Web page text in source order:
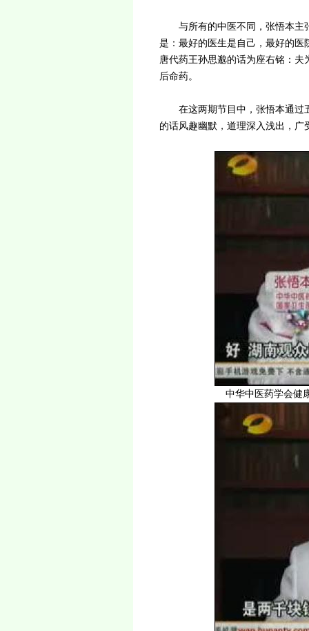
与所有的中医不同，张悟本主
是：最好的医生是自己，最好的
唐代药王孙思邈的话为座右铭：
后命药。
在这两期节目中，张悟本通过
的话风趣幽默，道理深入浅出，广
中华中医药学会健